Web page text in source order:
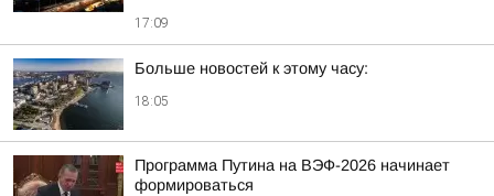
17:09
Больше новостей к этому часу:
18:05
Программа Путина на ВЭФ-2026 начинает
формироваться